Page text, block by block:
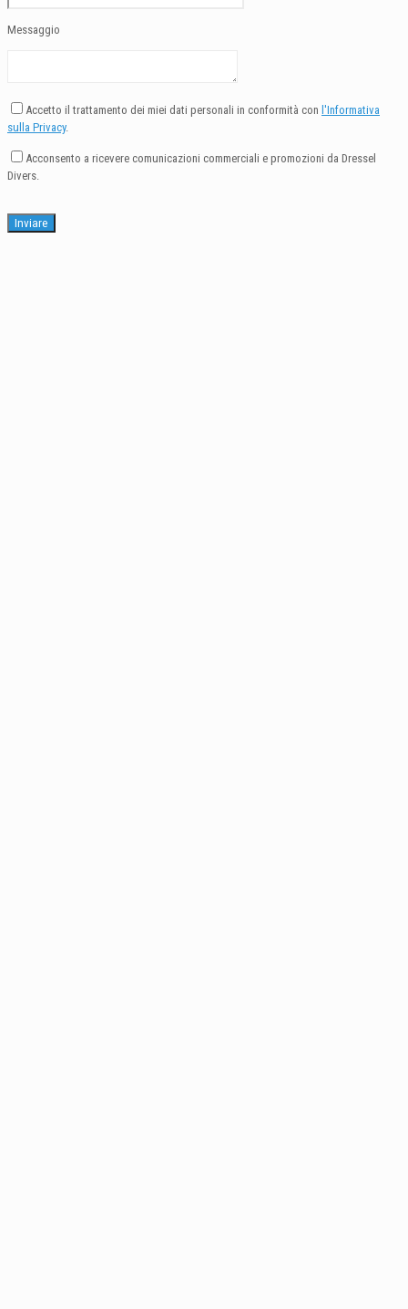
Messaggio
Accetto il trattamento dei miei dati personali in conformità con l'Informativa
sulla Privacy.
Acconsento a ricevere comunicazioni commerciali e promozioni da Dressel
Divers.